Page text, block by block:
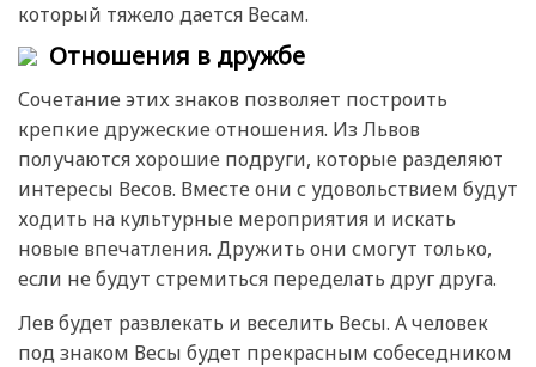
который тяжело дается Весам.
Отношения в дружбе
Сочетание этих знаков позволяет построить
крепкие дружеские отношения. Из Львов
получаются хорошие подруги, которые разделяют
интересы Весов. Вместе они с удовольствием будут
ходить на культурные мероприятия и искать
новые впечатления. Дружить они смогут только,
если не будут стремиться переделать друг друга.
Лев будет развлекать и веселить Весы. А человек
под знаком Весы будет прекрасным собеседником